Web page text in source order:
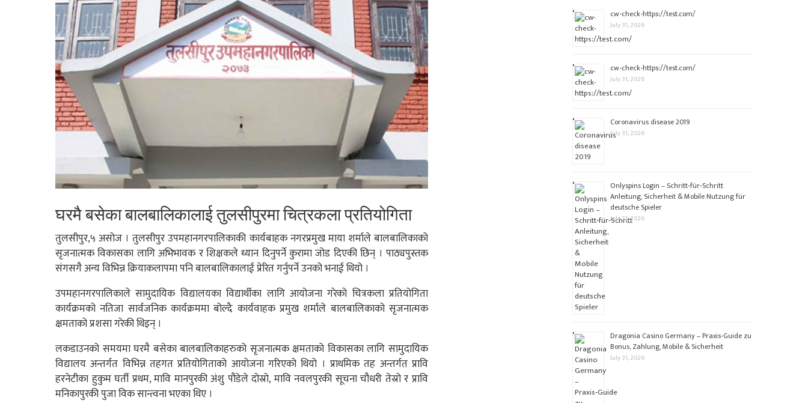
घरमै बसेका बालबालिकालाई तुलसीपुरमा चित्रकला प्रतियोगिता
तुलसीपुर,५ असोज । तुलसीपुर उपमहानगरपालिकाकी कार्यबाहक नगरप्रमुख माया शर्माले बालबालिकाको
सृजनात्मक विकासका लागि अभिभावक र शिक्षकले ध्यान दिनुपर्ने कुरामा जोड दिएकी छिन् । पाठ्यपुस्तक
संगसगै अन्य विभिन्न क्रियाकलापमा पनि बालबालिकालाई प्रेरित गर्नुपर्ने उनको भनाई थियो ।
उपमहानगरपालिकाले सामुदायिक विद्यालयका विद्यार्थीका लागि आयोजना गरेको चित्रकला प्रतियोगिता
कार्यक्रमको नतिजा सार्वजनिक कार्यक्रममा बोल्दै कार्यवाहक प्रमुख शर्माले बालबालिकाको सृजनात्मक
क्षमताको प्रशसा गरेकी थिइन् ।
लकडाउनको समयमा घरमै बसेका बालबालिकाहरुको सृजनात्मक क्षमताको विकासका लागि सामुदायिक
विद्यालय अन्तर्गत विभिन्न तहगत प्रतियोगिताको आयोजना गरिएको थियो । प्राथमिक तह अन्तर्गत प्रावि
हरनेटीका हुकुम घर्ती प्रथम, मावि मानपुरकी अंशु पौडेले दोस्रो, मावि नवलपुरकी सूचना चौधरी तेस्रो र प्रावि
मनिकापुरकी पुजा विक सान्त्वना भएका थिए ।
cw-check-https://test.com/
July 31, 2026
cw-check-https://test.com/
July 31, 2026
Coronavirus disease 2019
July 31, 2026
Onlyspins Login – Schritt‑für‑Schritt
Anleitung, Sicherheit & Mobile Nutzung für
deutsche Spieler
July 31, 2026
Dragonia Casino Germany – Praxis‑Guide zu
Bonus, Zahlung, Mobile & Sicherheit
July 31, 2026